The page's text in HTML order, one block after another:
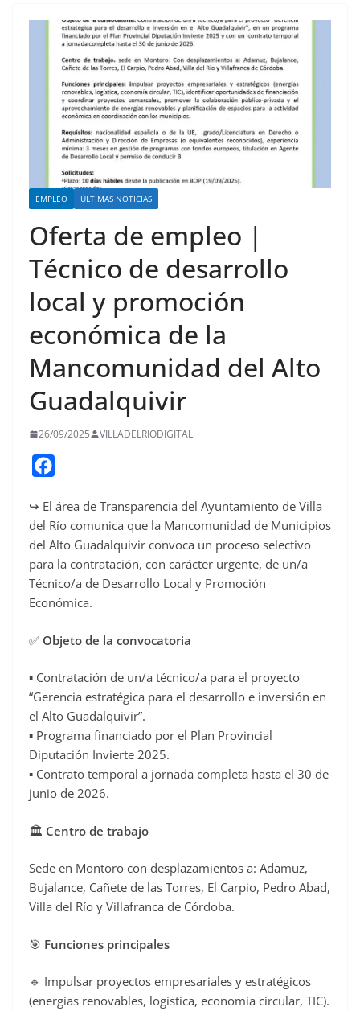
EMPLEO ÚLTIMAS NOTICIAS
Oferta de empleo |
Técnico de desarrollo
local y promoción
económica de la
Mancomunidad del Alto
Guadalquivir
26/09/2025 VILLADELRIODIGITAL
c
e
b
o
o
↪️ El área de Transparencia del Ayuntamiento de Villa
del Río comunica que la Mancomunidad de Municipios
del Alto Guadalquivir convoca un proceso selectivo
para la contratación, con carácter urgente, de un/a
Técnico/a de Desarrollo Local y Promoción
Económica.
✅ Objeto de la convocatoria
▪️ Contratación de un/a técnico/a para el proyecto
“Gerencia estratégica para el desarrollo e inversión en
el Alto Guadalquivir”.
▪️ Programa financiado por el Plan Provincial
Diputación Invierte 2025.
▪️ Contrato temporal a jornada completa hasta el 30 de
junio de 2026.
🏛️ Centro de trabajo
Sede en Montoro con desplazamientos a: Adamuz,
Bujalance, Cañete de las Torres, El Carpio, Pedro Abad,
Villa del Río y Villafranca de Córdoba.
🎯 Funciones principales
🔹 Impulsar proyectos empresariales y estratégicos
(energías renovables, logística, economía circular, TIC).